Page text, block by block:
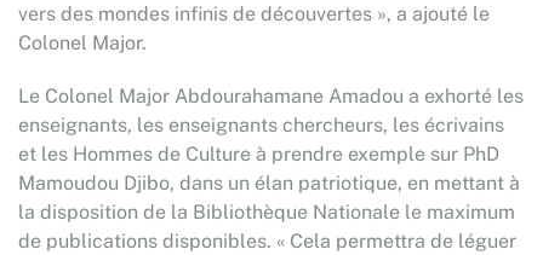
vers des mondes infinis de découvertes », a ajouté le
Colonel Major.
Le Colonel Major Abdourahamane Amadou a exhorté les
enseignants, les enseignants chercheurs, les écrivains
et les Hommes de Culture à prendre exemple sur PhD
Mamoudou Djibo, dans un élan patriotique, en mettant à
la disposition de la Bibliothèque Nationale le maximum
de publications disponibles. « Cela permettra de léguer